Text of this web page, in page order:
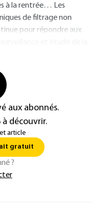
à la rentrée… Les
de filtrage non
pour répondre aux
aux abonnés.
à découvrir.
article
gratuit
?